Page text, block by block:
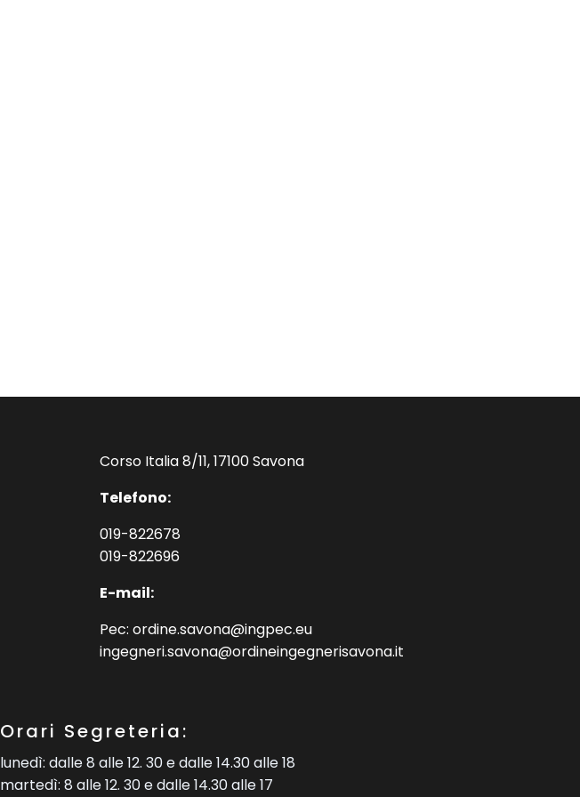
Corso Italia 8/11, 17100 Savona
Telefono:
019-822678
019-822696
E-mail:
Pec: ordine.savona@ingpec.eu
ingegneri.savona@ordineingegnerisavona.it
Orari Segreteria:
lunedì: dalle 8 alle 12. 30 e dalle 14.30 alle 18
martedì: 8 alle 12. 30 e dalle 14.30 alle 17